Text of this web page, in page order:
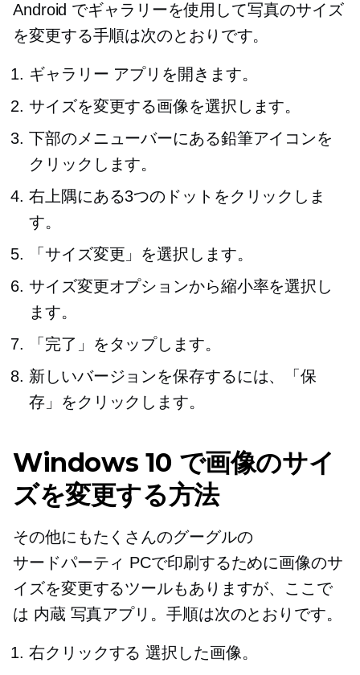
Android でギャラリーを使用して写真のサイズ
を変更する手順は次のとおりです。
ギャラリー アプリを開きます。
サイズを変更する画像を選択します。
下部のメニューバーにある鉛筆アイコンを
クリックします。
右上隅にある3つのドットをクリックしま
す。
「サイズ変更」を選択します。
サイズ変更オプションから縮小率を選択し
ます。
「完了」をタップします。
新しいバージョンを保存するには、「保
存」をクリックします。
Windows 10 で画像のサイ
ズを変更する方法
その他にもたくさんのグーグルの
サードパーティ PCで印刷するために画像のサ
イズを変更するツールもありますが、ここで
は 内蔵写真アプリ。手順は次のとおりです。
右クリックする 選択した画像。